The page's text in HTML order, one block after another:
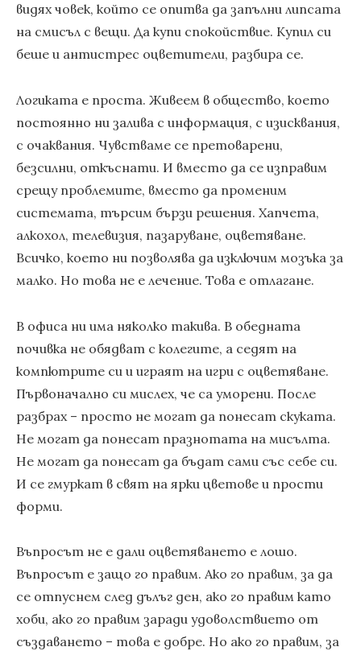
видях човек, който се опитва да запълни липсата
на смисъл с вещи. Да купи спокойствие. Купил си
беше и антистрес оцветители, разбира се.
Логиката е проста. Живеем в общество, което
постоянно ни залива с информация, с изисквания,
с очаквания. Чувстваме се претоварени,
безсилни, откъснати. И вместо да се изправим
срещу проблемите, вместо да променим
системата, търсим бързи решения. Хапчета,
алкохол, телевизия, пазаруване, оцветяване.
Всичко, което ни позволява да изключим мозъка за
малко. Но това не е лечение. Това е отлагане.
В офиса ни има няколко такива. В обедната
почивка не обядват с колегите, а седят на
компютрите си и играят на игри с оцветяване.
Първоначално си мислех, че са уморени. После
разбрах – просто не могат да понесат скуката.
Не могат да понесат празнотата на мисълта.
Не могат да понесат да бъдат сами със себе си.
И се гмуркат в свят на ярки цветове и прости
форми.
Въпросът не е дали оцветяването е лошо.
Въпросът е защо го правим. Ако го правим, за да
се отпуснем след дълъг ден, ако го правим като
хоби, ако го правим заради удоволствието от
създаването – това е добре. Но ако го правим, за